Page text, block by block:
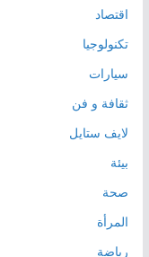
اقتصاد
تكنولوجيا
سيارات
ثقافة و فن
لايف ستايل
بيئة
صحة
المرأة
رياضة